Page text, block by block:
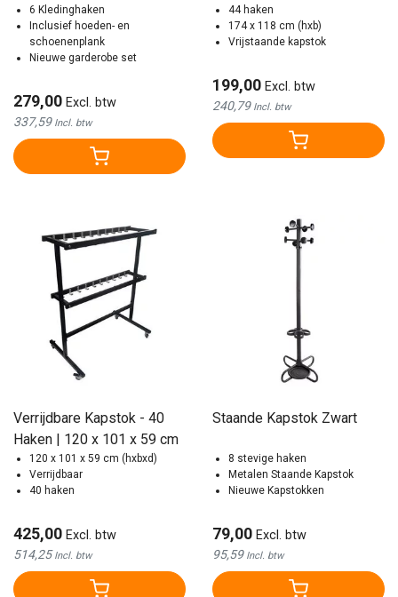
6 Kledinghaken
Inclusief hoeden- en
schoenenplank
Nieuwe garderobe set
279,00 Excl. btw
337,59 Incl. btw
44 haken
174 x 118 cm (hxb)
Vrijstaande kapstok
199,00 Excl. btw
240,79 Incl. btw
Verrijdbare Kapstok - 40
Haken | 120 x 101 x 59 cm
120 x 101 x 59 cm (hxbxd)
Verrijdbaar
40 haken
425,00 Excl. btw
514,25Incl. btw
Staande Kapstok Zwart
8 stevige haken
Metalen Staande Kapstok
Nieuwe Kapstokken
79,00 Excl. btw
95,59 Incl. btw